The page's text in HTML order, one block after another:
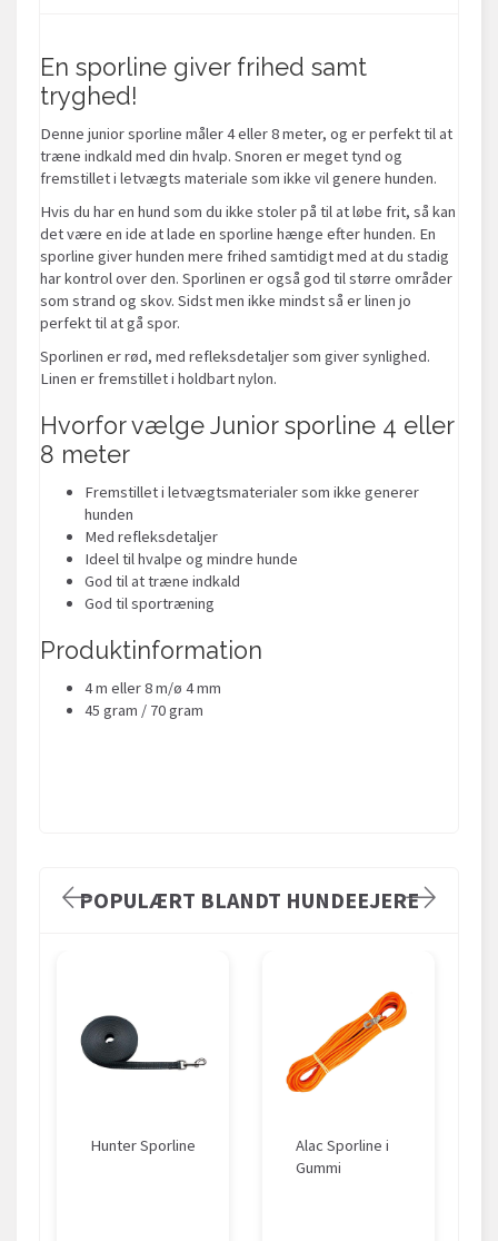
En sporline giver frihed samt
tryghed!
Denne junior sporline måler 4 eller 8 meter, og er perfekt til at
træne indkald med din hvalp. Snoren er meget tynd og
fremstillet i letvægts materiale som ikke vil genere hunden.
Hvis du har en hund som du ikke stoler på til at løbe frit, så kan
det være en ide at lade en sporline hænge efter hunden. En
sporline giver hunden mere frihed samtidigt med at du stadig
har kontrol over den. Sporlinen er også god til større områder
som strand og skov. Sidst men ikke mindst så er linen jo
perfekt til at gå spor.
Sporlinen er rød, med refleksdetaljer som giver synlighed.
Linen er fremstillet i holdbart nylon.
Hvorfor vælge Junior sporline 4 eller
8 meter
Fremstillet i letvægtsmaterialer som ikke generer
hunden
Med refleksdetaljer
Ideel til hvalpe og mindre hunde
God til at træne indkald
God til sportræning
Produktinformation
4 m eller 8 m/ø 4 mm
45 gram / 70 gram
POPULÆRT BLANDT HUNDEEJERE
Hunter Sporline
Alac Sporline i
Gummi